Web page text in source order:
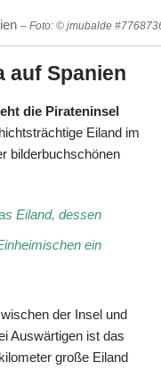
– Foto: © jmubalde
auf Spanien
die Pirateninsel
Eiland im
bilderbuchschönen
Eiland, dessen
ein
der Insel und
Auswärtigen ist das
große Eiland